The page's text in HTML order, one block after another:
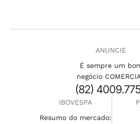
ANUNCIE
É sempre um
negócio
(82)
IBOVESPA
Resumo do mercado: